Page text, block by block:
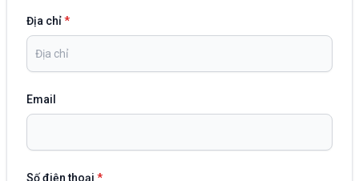
Địa chỉ*
Email
Số điện thoại *